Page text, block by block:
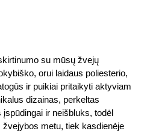
su mūsų žvejų
orui laidaus poliesterio,
ir puikiai pritaikyti aktyviam
dizainas, perkeltas
ir neišbluks, todėl
metu, tiek kasdienėje